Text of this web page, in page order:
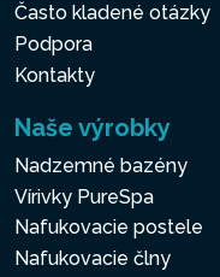
Často kladené otázky
Podpora
Kontakty
Naše výrobky
Nadzemné bazény
Vírivky PureSpa
Nafukovacie postele
Nafukovacie člny